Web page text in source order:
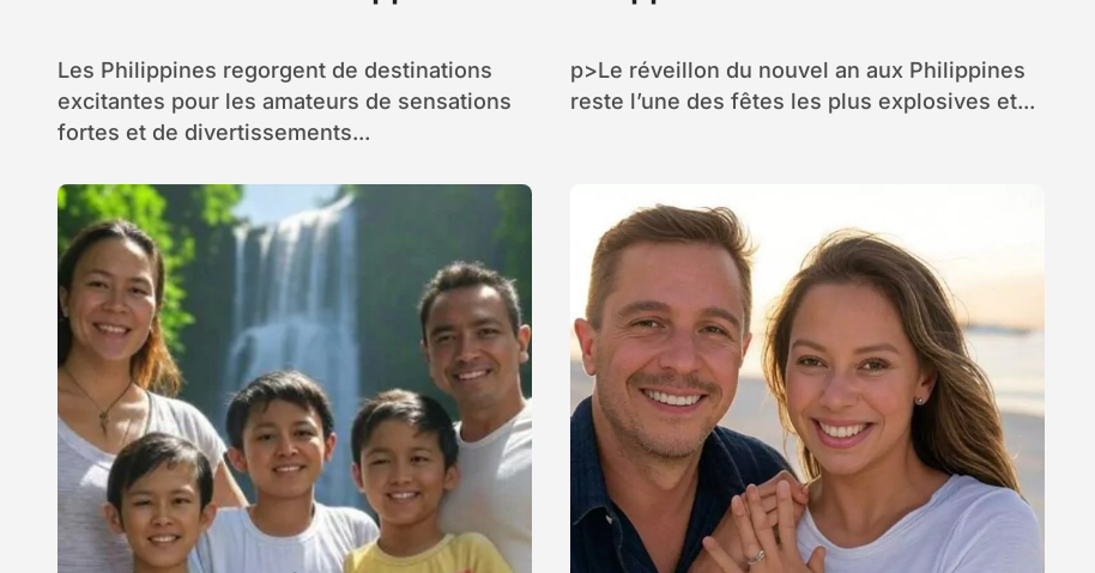
Les Philippines regorgent de destinations
excitantes pour les amateurs de sensations
fortes et de divertissements...
inoubliable
p>Le réveillon du nouvel an aux Philippines
reste l’une des fêtes les plus explosives et...